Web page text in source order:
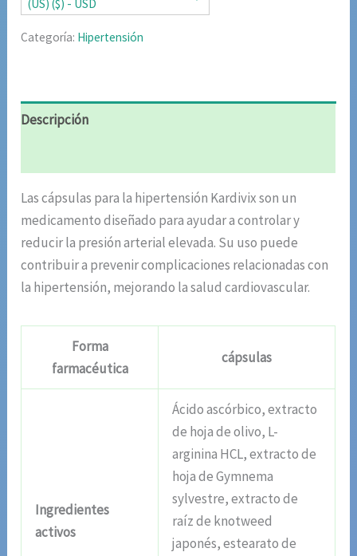
$85.02.$42.51.
(US) ($) - USD
Categoría: Hipertensión
Descripción
Las cápsulas para la hipertensión Kardivix son un
medicamento diseñado para ayudar a controlar y
reducir la presión arterial elevada. Su uso puede
contribuir a prevenir complicaciones relacionadas con
la hipertensión, mejorando la salud cardiovascular.
Forma
farmacéutica
cápsulas
Ingredientes
activos
Ácido ascórbico, extracto
de hoja de olivo, L-
arginina HCL, extracto de
hoja de Gymnema
sylvestre, extracto de
raíz de knotweed
japonés, estearato de